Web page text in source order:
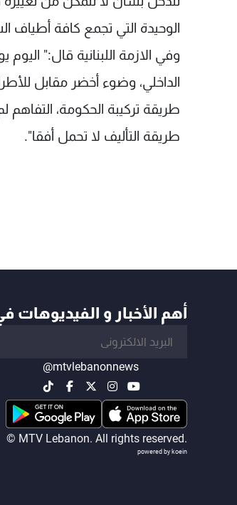
الوحيدة التي تجمع كافة أطياف
وفي الازمة اللبنانية قال:"
الداخلي، وضوء أخضر مقابل
طريقة تركيبة الحكومة، التفاهم
طريقة التأليف لا تحمل أفقا".
أهم الأخبار و الفيديوهات
@mtvlebanonnews
© MTV Lebanon. All rights reserved.
powered by koein